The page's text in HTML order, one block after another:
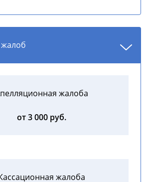
жалоб
жалоба
от 3 000 руб.
жалоба